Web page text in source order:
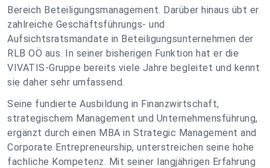
Bereich Beteiligungsmanagement. Darüber hinaus übt er
zahlreiche Geschäftsführungs- und
Aufsichtsratsmandate in Beteiligungsunternehmen der
RLB OÖ aus. In seiner bisherigen Funktion hat er die
VIVATIS-Gruppe bereits viele Jahre begleitet und kennt
sie daher sehr umfassend.
Seine fundierte Ausbildung in Finanzwirtschaft,
strategischem Management und Unternehmensführung,
ergänzt durch einen MBA in Strategic Management and
Corporate Entrepreneurship, unterstreichen seine hohe
fachliche Kompetenz. Mit seiner langjährigen Erfahrung